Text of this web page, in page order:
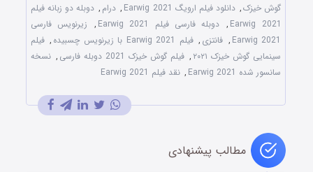
گوش‌ خیزک, دانلود فیلم ارویگ Earwig 2021 , درام , دوبله دو زبانه فیلم
Earwig 2021
, دوبله فارسی فیلم Earwig 2021 , زیرنویس فارسی
Earwig 2021
, فانتزی , فیلم Earwig 2021 با زیرنویس چسبیده , فیلم
سینمایی گوش‌ خیزک ۲۰۲۱
, فیلم گوش‌ خیزک 2021 دوبله فارسی , نسخه
سانسور شده Earwig 2021
, نقد فیلم Earwig 2021
مطالب پیشنهادی